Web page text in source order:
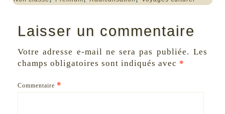
Laisser un commentaire
Votre adresse e-mail ne sera pas publiée. Les
champs obligatoires sont indiqués avec *
Commentaire *